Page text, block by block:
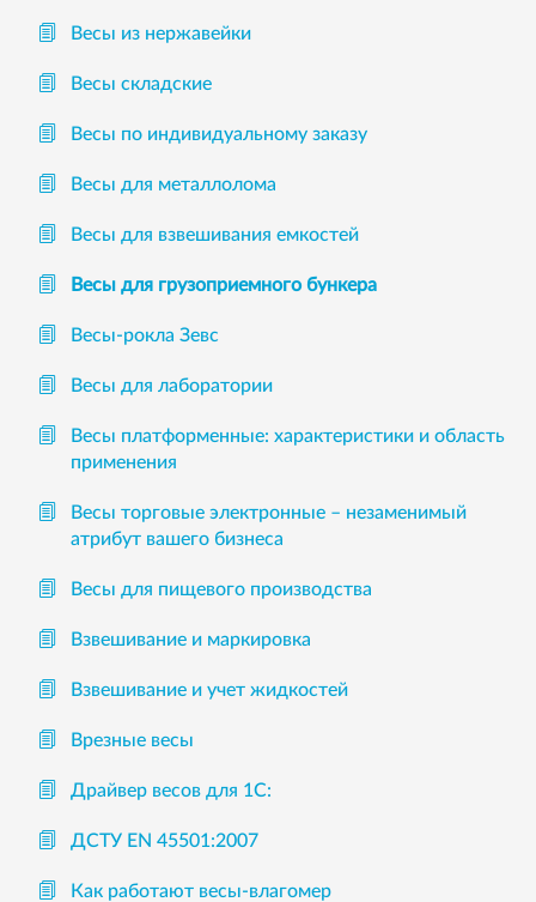
Весы из нержавейки
Весы складские
Весы по индивидуальному заказу
Весы для металлолома
Весы для взвешивания емкостей
Весы для грузоприемного бункера
Весы-рокла Зевс
Весы для лаборатории
Весы платформенные: характеристики и область
применения
Весы торговые электронные – незаменимый
атрибут вашего бизнеса
Весы для пищевого производства
Взвешивание и маркировка
Взвешивание и учет жидкостей
Врезные весы
Драйвер весов для 1С:
ДСТУ EN 45501:2007
Как работают весы-влагомер